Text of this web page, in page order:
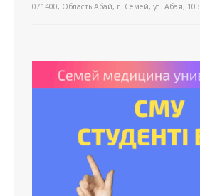
071400, Область Абай, г. Семей, ул. Абая, 103